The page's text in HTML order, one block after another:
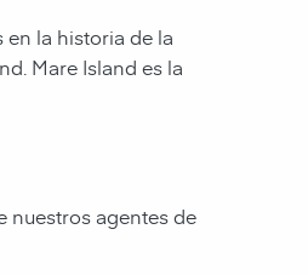
la historia de la
Mare Island es la
nuestros agentes de